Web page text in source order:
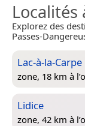
Explorez des
Passes-
Lac-à-la-Carpe
zone, 18 km à
Lidice
zone, 42 km à